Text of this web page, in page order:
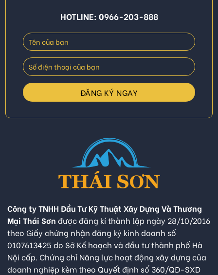
HOTLINE: 0966-203-888
Công ty TNHH Đầu Tư Kỹ Thuật Xây Dựng Và Thương
Mại Thái Sơn được đăng kí thành lập ngày 28/10/2016
theo Giấy chứng nhận đăng ký kinh doanh số
0107613425 do Sở Kế hoạch và đầu tư thành phố Hà
Nội cấp. Chứng chỉ Năng lực hoạt động xây dựng của
doanh nghiệp kèm theo Quyết định số 360/QĐ-SXD